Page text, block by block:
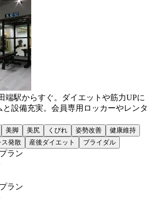
端駅からすぐ。ダイエットや筋力UPに
設備充実。会員専用ロッカーやレンタ
美脚 美尻 くびれ 姿勢改善
健康維持
ス発散 産後ダイエット ブライダル
ラン
ラン